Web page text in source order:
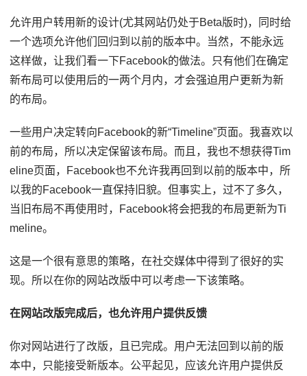
允许用户转用新的设计(尤其网站仍处于Beta版时)，同时给
一个选项允许他们回归到以前的版本中。当然，不能永远
这样做，让我们看一下Facebook的做法。只有他们在确定
新布局可以使用后的一两个月内，才会强迫用户更新为新
的布局。
一些用户决定转向Facebook的新“Timeline”页面。我喜欢以
前的布局，所以决定保留该布局。而且，我也不想获得Tim
eline页面，Facebook也不允许我再回到以前的版本中，所
以我的Facebook一直保持旧貌。但事实上，过不了多久，
当旧布局不再使用时，Facebook将会把我的布局更新为Ti
meline。
这是一个很有意思的策略，在社交媒体中得到了很好的实
现。所以在你的网站改版中可以考虑一下该策略。
在网站改版完成后，也允许用户提供反馈
你对网站进行了改版，且已完成。用户无法回到以前的版
本中，只能接受新版本。公平起见，应该允许用户提供反